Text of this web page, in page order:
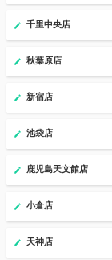
千里中央店
秋葉原店
新宿店
池袋店
鹿児島天文館店
小倉店
天神店